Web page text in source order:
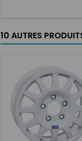
jante et empêchent
mouvements de la
d'empilage des roues
disponibles en
10 AUTRES